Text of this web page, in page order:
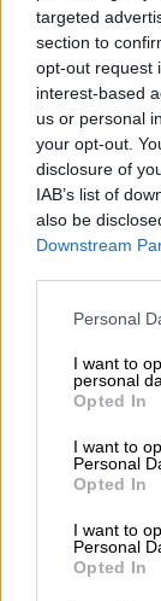
targeted
section to
opt-out request
interest-based
us or personal
your opt-out.
disclosure of
IAB’s list of
also be
Downstream
Please note
not limited to
grant or deny
use your data
consent section.
Personal
I want to
personal
Opted In
I want to
Personal
Opted In
I want to
Personal
Opted In
πλαστά
Ο ανώτατος
από όλες
αναλάβουν
παρουσίες
Ελλάδα